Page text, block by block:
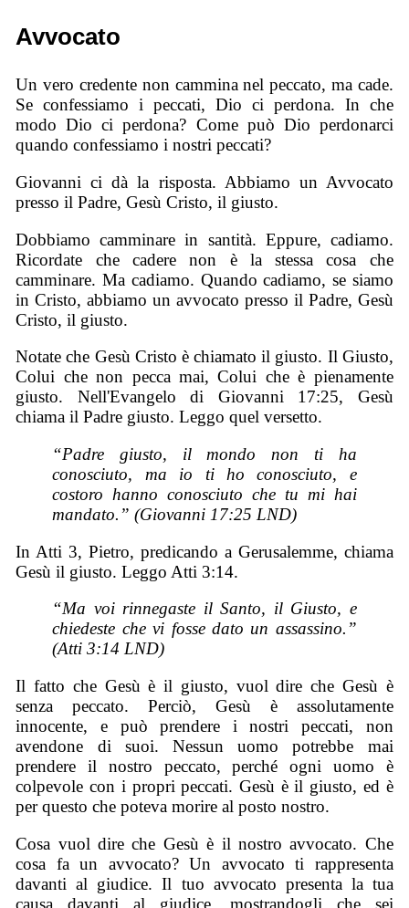
Avvocato
Un vero credente non cammina nel peccato, ma cade.
Se confessiamo i peccati, Dio ci perdona. In che
modo Dio ci perdona? Come può Dio perdonarci
quando confessiamo i nostri peccati?
Giovanni ci dà la risposta. Abbiamo un Avvocato
presso il Padre, Gesù Cristo, il giusto.
Dobbiamo camminare in santità. Eppure, cadiamo.
Ricordate che cadere non è la stessa cosa che
camminare. Ma cadiamo. Quando cadiamo, se siamo
in Cristo, abbiamo un avvocato presso il Padre, Gesù
Cristo, il giusto.
Notate che Gesù Cristo è chiamato il giusto. Il Giusto,
Colui che non pecca mai, Colui che è pienamente
giusto. Nell'Evangelo di Giovanni 17:25, Gesù
chiama il Padre giusto. Leggo quel versetto.
“Padre giusto, il mondo non ti ha
conosciuto, ma io ti ho conosciuto, e
costoro hanno conosciuto che tu mi hai
mandato.” (Giovanni 17:25 LND)
In Atti 3, Pietro, predicando a Gerusalemme, chiama
Gesù il giusto. Leggo Atti 3:14.
“Ma voi rinnegaste il Santo, il Giusto, e
chiedeste che vi fosse dato un assassino.”
(Atti 3:14 LND)
Il fatto che Gesù è il giusto, vuol dire che Gesù è
senza peccato. Perciò, Gesù è assolutamente
innocente, e può prendere i nostri peccati, non
avendone di suoi. Nessun uomo potrebbe mai
prendere il nostro peccato, perché ogni uomo è
colpevole con i propri peccati. Gesù è il giusto, ed è
per questo che poteva morire al posto nostro.
Cosa vuol dire che Gesù è il nostro avvocato. Che
cosa fa un avvocato? Un avvocato ti rappresenta
davanti al giudice. Il tuo avvocato presenta la tua
causa davanti al giudice, mostrandogli che sei